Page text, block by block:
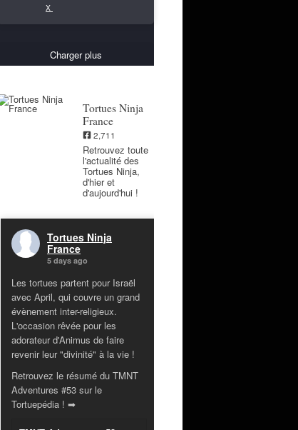
X
Charger plus
Tortues Ninja
France
2,711
Retrouvez toute
l'actualité des
Tortues Ninja,
d'hier et
d'aujourd'hui !
Tortues Ninja
France
5 days ago
Les tortues partent pour Israël
avec April, qui couvre un grand
évènement inter-religieux.
L'occasion rêvée pour les
adorateur d'Animus de faire
revenir leur "divinité" à la vie !
Retrouvez le résumé du TMNT
Adventures #53 sur le
Tortuepédia ! ➡